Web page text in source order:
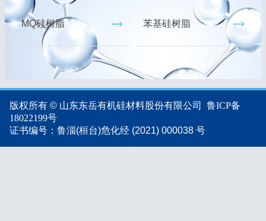
MQ硅树脂 苯基硅树脂
版权所有 © 山东东岳有机硅材料股份有限公司 鲁ICP备
18022199号
证书编号：鲁淄(桓台)危化经 (2021) 000038 号